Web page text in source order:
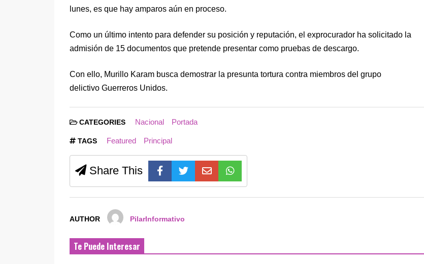
lunes, es que hay amparos aún en proceso.
Como un último intento para defender su posición y reputación, el exprocurador ha solicitado la
admisión de 15 documentos que pretende presentar como pruebas de descargo.
Con ello, Murillo Karam busca demostrar la presunta tortura contra miembros del grupo
delictivo Guerreros Unidos.
CATEGORIES Nacional Portada
TAGS Featured Principal
Share This
AUTHOR PilarInformativo
Te Puede Interesar